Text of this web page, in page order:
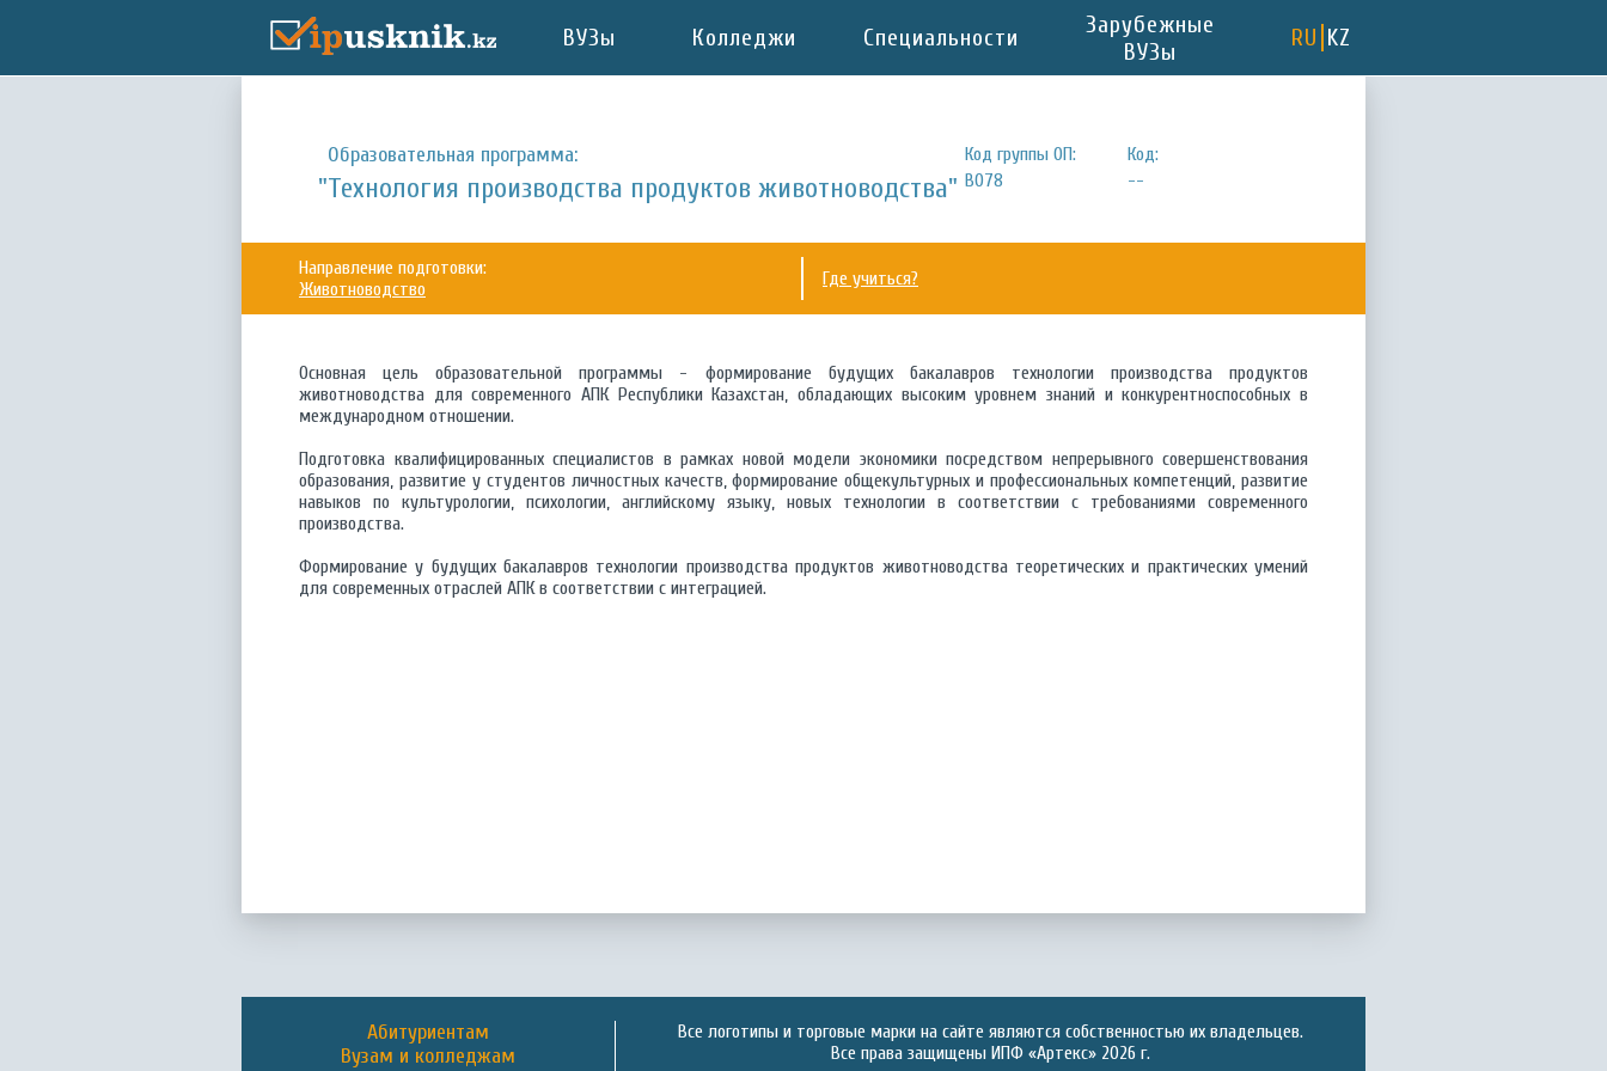
ВУЗы Колледжи Специальности
Зарубежные
ВУЗы
RU KZ
Образовательная программа:
"Технология производства продуктов животноводства"
Код группы ОП:
B078
Код:
--
Направление подготовки:
Животноводство
Где учиться?
Основная цель образовательной программы - формирование будущих бакалавров технологии производства продуктов
животноводства для современного АПК Республики Казахстан, обладающих высоким уровнем знаний и конкурентноспособных в
международном отношении.
Подготовка квалифицированных специалистов в рамках новой модели экономики посредством непрерывного совершенствования
образования, развитие у студентов личностных качеств, формирование общекультурных и профессиональных компетенций, развитие
навыков по культурологии, психологии, английскому языку, новых технологии в соответствии с требованиями современного
производства.
Формирование у будущих бакалавров технологии производства продуктов животноводства теоретических и практических умений
для современных отраслей АПК в соответствии с интеграцией.
Абитуриентам
Вузам и колледжам
Все логотипы и торговые марки на сайте являются собственностью их владельцев.
Все права защищены ИПФ «Артекс» 2026 г.